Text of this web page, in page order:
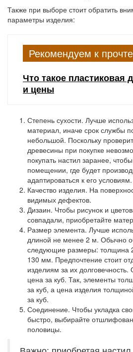
Также при выборе стоит обратить
параметры изделия:
Рекомендуем к
Что такое пластиковая
и цены
Степень сухости. Лучше
материал, иначе срок службы
небольшой. Поскольку
древесины при покупке
покупать настил заранее,
помещении, где будет
адаптироваться к его условиям.
Качество изделия. На
видимых дефектов.
Дизаин. Чтобы рисунок и
совпадали, приобретайте
Размер элемента. Лучше
длиной не менее 2 м. Обычно
следующие размеры: толщина
130 мм. Предпочтение стоит
изделиям за их долговечность.
цена за куб. Так, элементы
за куб, а цена изделия
за куб.
Соединение. Чтобы укладка
быстро, выбирайте
половицы.